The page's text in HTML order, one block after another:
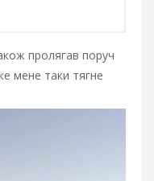
пролягав поруч
мене таки тягне